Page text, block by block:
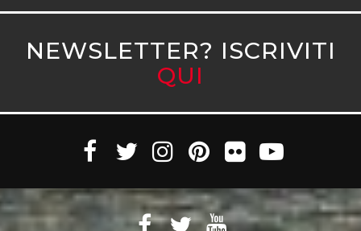
NEWSLETTER? ISCRIVITI
QUI